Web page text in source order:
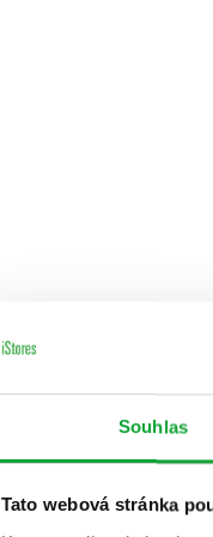
Souhlas
Tato webová stránka